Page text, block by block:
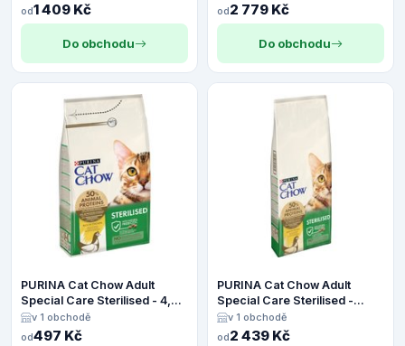
od1 409 Kč
Do obchodu
od2 779 Kč
Do obchodu
PURINA Cat Chow Adult
Special Care Sterilised - 4,5
kgv 1 obchodě
od497 Kč
PURINA Cat Chow Adult
Special Care Sterilised -
Výhodné balení 2 x 15 kg
v 1 obchodě
od2 439 Kč